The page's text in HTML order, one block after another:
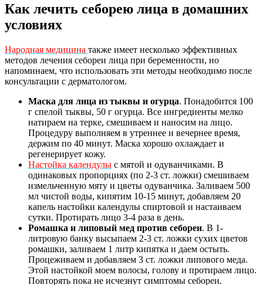
Как лечить себорею лица в домашних
условиях
Народная медицина также имеет несколько эффективных
методов лечения себореи лица при беременности, но
напоминаем, что использовать эти методы необходимо после
консультации с дерматологом.
Маска для лица из тыквы и огурца. Понадобится 100
г спелой тыквы, 50 г огурца. Все ингредиенты мелко
натираем на терке, смешиваем и наносим на лицо.
Процедуру выполняем в утреннее и вечернее время,
держим по 40 минут. Маска хорошо охлаждает и
регенерирует кожу.
Настойка календулы с мятой и одуванчиками. В
одинаковых пропорциях (по 2-3 ст. ложки) смешиваем
измельченную мяту и цветы одуванчика. Заливаем 500
мл чистой воды, кипятим 10-15 минут, добавляем 20
капель настойки календулы спиртовой и настаиваем
сутки. Протирать лицо 3-4 раза в день.
Ромашка и липовый мед против себореи. В 1-
литровую банку высыпаем 2-3 ст. ложки сухих цветов
ромашки, заливаем 1 литр кипятка и даем остыть.
Процеживаем и добавляем 3 ст. ложки липового меда.
Этой настойкой моем волосы, голову и протираем лицо.
Повторять пока не исчезнут симптомы себореи.